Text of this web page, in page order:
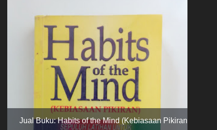
Jual Buku: Habits of the Mind (Kebiasaan Pikiran)